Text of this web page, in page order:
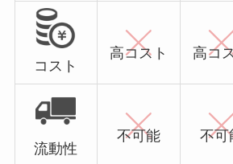
コスト
高コスト 高コ
流動性
不可能 不可